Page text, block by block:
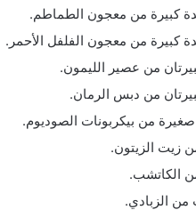
كبيرة من معجون الطماطم.
كبيرة من معجون الفلفل الأحمر.
من عصير الليمون.
من دبس الرمان.
من بيكربونات الصوديوم.
زيت الزيتون.
الكاتشب.
الزبادي.